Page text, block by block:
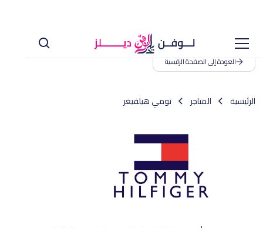
العودة إلى الصفحة الرئيسية
الرئيسية المتاجر تومي هيلفيغر